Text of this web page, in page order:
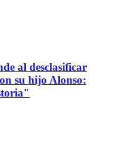
al desclasificar
su hijo Alonso: